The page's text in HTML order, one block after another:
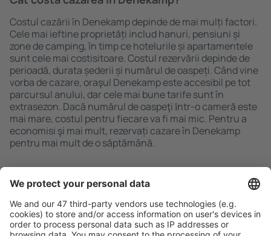
Costul cazării în Denekamp depinde de mai mulți factori.
Cele mai ieftine proprietăți includ hanuri, pensiuni și
zone de camping, în timp ce hotelurile și apartamentele
sunt cele mai costisitoare. Costul rezervării depinde de
perioadă, durata șederii și numărul de oaspeți. Când vine
vorba de cazare, oraşul Denekamp este accesibil pe tot
parcursul anului, dar cele mai bune tarife sunt în
extrasezon. Dacă numărul de oaspeţi ȋntr-o cameră este
mai mare, costul pentru fiecare va fi mai mic. Pentru a
economisi şi mai mult, rezervați cazare în Denekamp
pentru mai mult de o săptămână.
Caută rapid şi uşor
Ofertă adaptată aşteptărilor tale.